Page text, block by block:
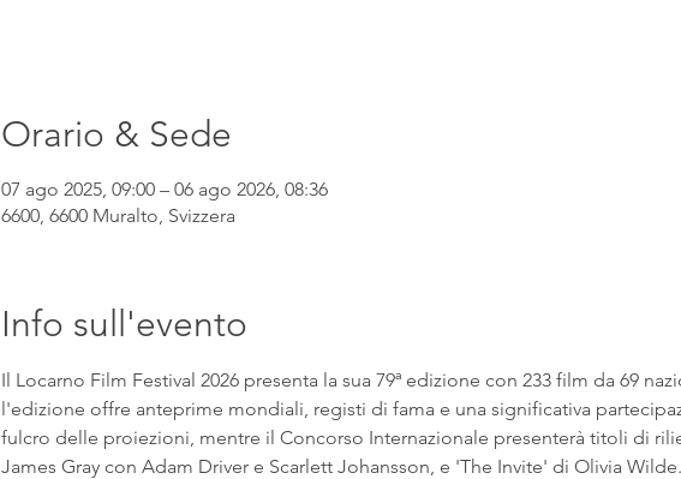
Orario & Sede
07 ago 2025, 09:00 – 06 ago 2026, 08:36
6600, 6600 Muralto, Svizzera
Info sull'evento
Il Locarno Film Festival 2026 presenta la sua 79ª edizione con 233 film da 69
l'edizione offre anteprime mondiali, registi di fama e una significativa
fulcro delle proiezioni, mentre il Concorso Internazionale presenterà titoli di
James Gray con Adam Driver e Scarlett Johansson, e 'The Invite' di Olivia